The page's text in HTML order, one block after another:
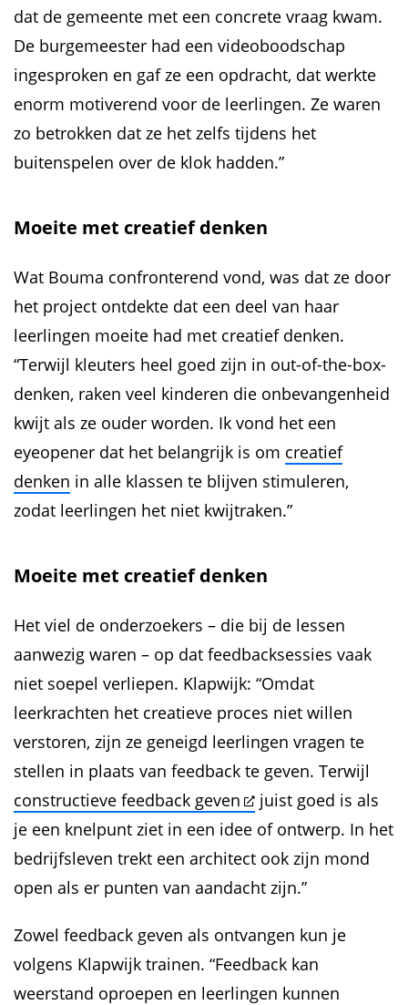
dat de gemeente met een concrete vraag kwam.
De burgemeester had een videoboodschap
ingesproken en gaf ze een opdracht, dat werkte
enorm motiverend voor de leerlingen. Ze waren
zo betrokken dat ze het zelfs tijdens het
buitenspelen over de klok hadden.”
Moeite met creatief denken
Wat Bouma confronterend vond, was dat ze door
het project ontdekte dat een deel van haar
leerlingen moeite had met creatief denken.
“Terwijl kleuters heel goed zijn in out-of-the-box-
denken, raken veel kinderen die onbevangenheid
kwijt als ze ouder worden. Ik vond het een
eyeopener dat het belangrijk is om creatief
denken in alle klassen te blijven stimuleren,
zodat leerlingen het niet kwijtraken.”
Moeite met creatief denken
Het viel de onderzoekers – die bij de lessen
aanwezig waren – op dat feedbacksessies vaak
niet soepel verliepen. Klapwijk: “Omdat
leerkrachten het creatieve proces niet willen
verstoren, zijn ze geneigd leerlingen vragen te
stellen in plaats van feedback te geven. Terwijl
constructieve feedback geven
juist goed is als
je een knelpunt ziet in een idee of ontwerp. In het
bedrijfsleven trekt een architect ook zijn mond
open als er punten van aandacht zijn.”
Zowel feedback geven als ontvangen kun je
volgens Klapwijk trainen. “Feedback kan
weerstand oproepen en leerlingen kunnen